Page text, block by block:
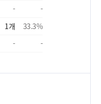
-
-
1개 33.3%
- -